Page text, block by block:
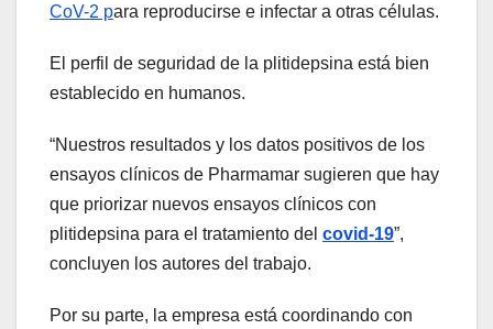
CoV-2 para reproducirse e infectar a otras células.
El perfil de seguridad de la plitidepsina está bien
establecido en humanos.
“Nuestros resultados y los datos positivos de los
ensayos clínicos de Pharmamar sugieren que hay
que priorizar nuevos ensayos clínicos con
plitidepsina para el tratamiento del covid-19”,
concluyen los autores del trabajo.
Por su parte, la empresa está coordinando con